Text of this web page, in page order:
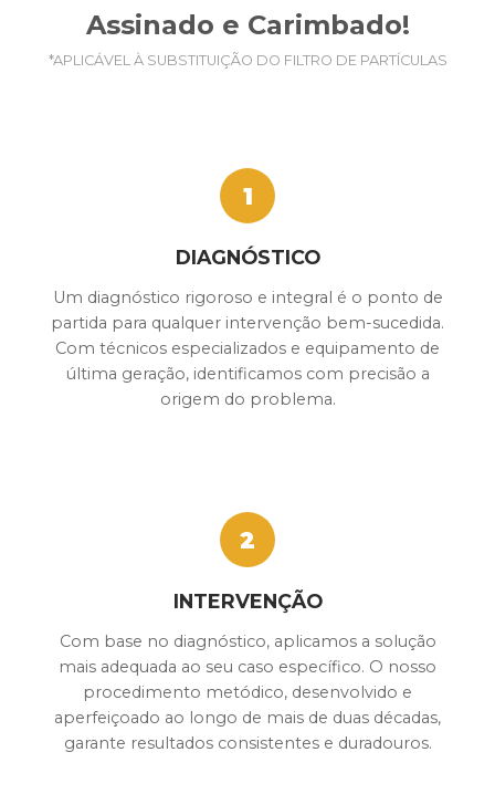
Assinado e Carimbado!
*APLICÁVEL À SUBSTITUIÇÃO DO FILTRO DE PARTÍCULAS
1
DIAGNÓSTICO
Um diagnóstico rigoroso e integral é o ponto de
partida para qualquer intervenção bem-sucedida.
Com técnicos especializados e equipamento de
última geração, identificamos com precisão a
origem do problema.
2
INTERVENÇÃO
Com base no diagnóstico, aplicamos a solução
mais adequada ao seu caso específico. O nosso
procedimento metódico, desenvolvido e
aperfeiçoado ao longo de mais de duas décadas,
garante resultados consistentes e duradouros.